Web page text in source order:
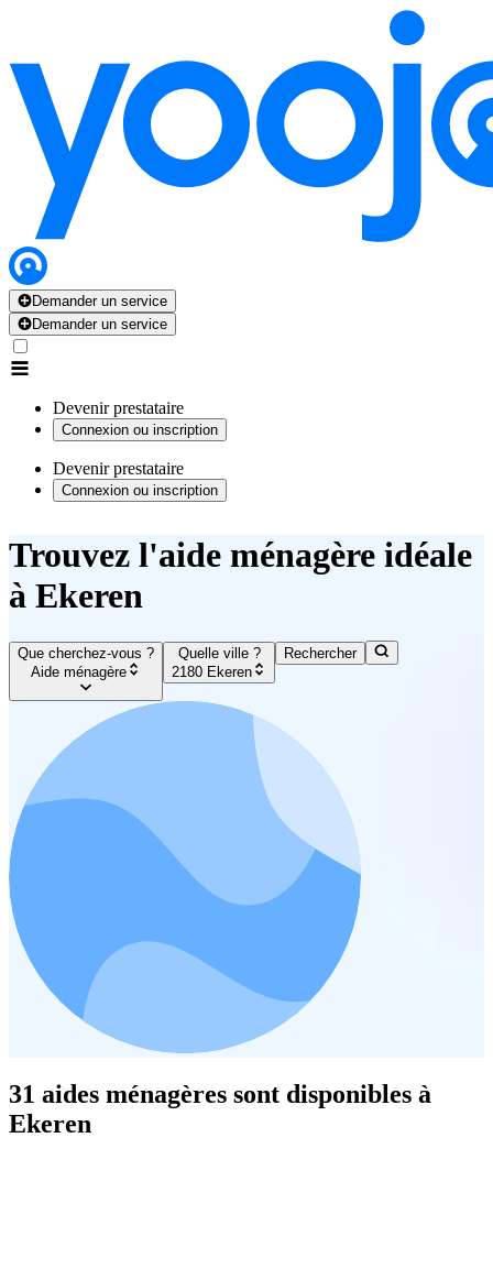
Demander un service
Demander un service
Devenir prestataire
Connexion ou inscription
Devenir prestataire
Connexion ou inscription
Trouvez l'aide ménagère idéale
à Ekeren
Que cherchez-vous ?
Aide ménagère
Quelle ville ?
2180 Ekeren
Rechercher
31 aides ménagères sont disponibles à
Ekeren